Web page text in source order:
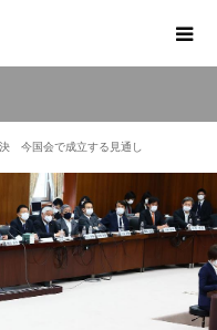
今国会で成立する見通し